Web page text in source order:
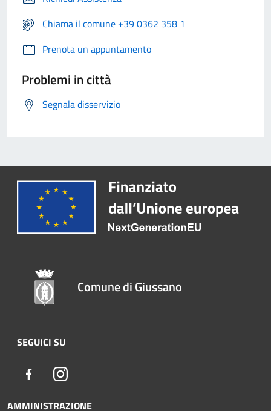
Chiama il comune +39 0362 358 1
Prenota un appuntamento
Problemi in città
Segnala disservizio
Comune di Giussano
SEGUICI SU
FacebookInstagram
AMMINISTRAZIONE